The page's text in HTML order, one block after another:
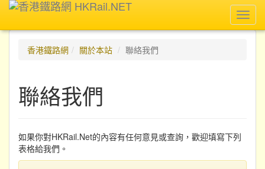
香港鐵路網
關於本站 聯絡我們
聯絡我們
如果你對HKRail.Net的內容有任何意見或查詢，歡迎填寫下列
表格給我們。